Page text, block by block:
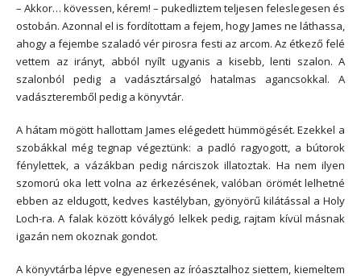
– Akkor… kövessen, kérem! – pukedliztem teljesen feleslegesen és
ostobán. Azonnal el is fordítottam a fejem, hogy James ne láthassa,
ahogy a fejembe szaladó vér pirosra festi az arcom. Az étkező felé
vettem az irányt, abból nyílt ugyanis a kisebb, lenti szalon. A
szalonból pedig a vadásztársalgó hatalmas agancsokkal. A
vadászteremből pedig a könyvtár.
A hátam mögött hallottam James elégedett hümmögését. Ezekkel a
szobákkal még tegnap végeztünk: a padló ragyogott, a bútorok
fénylettek, a vázákban pedig nárciszok illatoztak. Ha nem ilyen
szomorú oka lett volna az érkezésének, valóban örömét lelhetné
ebben az eldugott, kedves kastélyban, gyönyörű kilátással a Holy
Loch-ra. A falak között kóválygó lelkek pedig, rajtam kívül másnak
igazán nem okoznak gondot.
A könyvtárba lépve egyenesen az íróasztalhoz siettem, kiemeltem